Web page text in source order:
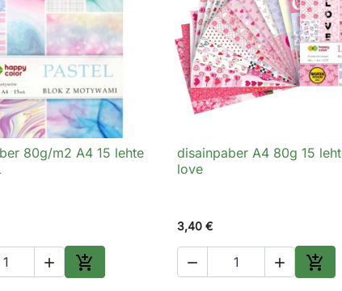
 Kiirvaade
80g/m2 A4 15 lehte
 
Lisa ostukorvi
 Kiirvaade
disainpaber A4 80g 15
love
3,40 €
  
Lisa